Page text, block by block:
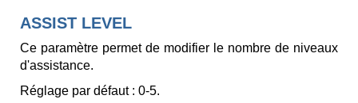
ASSIST LEVEL
Ce paramètre permet de modifier le nombre de niveaux
d'assistance.
Réglage par défaut : 0-5.